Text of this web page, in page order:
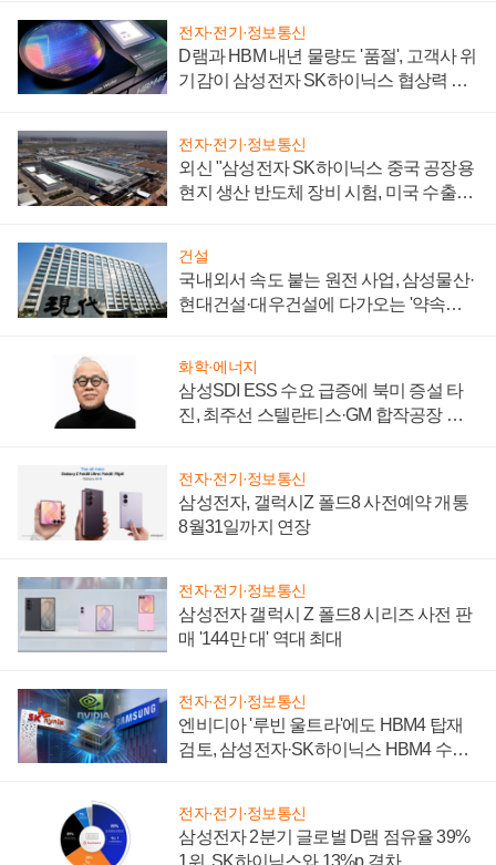
전자·전기·정보통신
D램과 HBM 내년 물량도 '품절', 고객사 위
기감이 삼성전자 SK하이닉스 협상력 더
전자·전기·정보통신
외신 "삼성전자 SK하이닉스 중국 공장용
현지 생산 반도체 장비 시험, 미국 수출통
건설
국내외서 속도 붙는 원전 사업, 삼성물산·
현대건설·대우건설에 다가오는 '약속의
화학·에너지
삼성SDI ESS 수요 급증에 북미 증설 타
진, 최주선 스텔란티스·GM 합작공장 건
전자·전기·정보통신
삼성전자, 갤럭시Z 폴드8 사전예약 개통
8월31일까지 연장
전자·전기·정보통신
삼성전자 갤럭시 Z 폴드8 시리즈 사전 판
매 '144만 대' 역대 최대
전자·전기·정보통신
엔비디아 '루빈 울트라'에도 HBM4 탑재
검토, 삼성전자·SK하이닉스 HBM4 수율
전자·전기·정보통신
삼성전자 2분기 글로벌 D램 점유율 39%
1위, SK하이닉스와 13%p 격차